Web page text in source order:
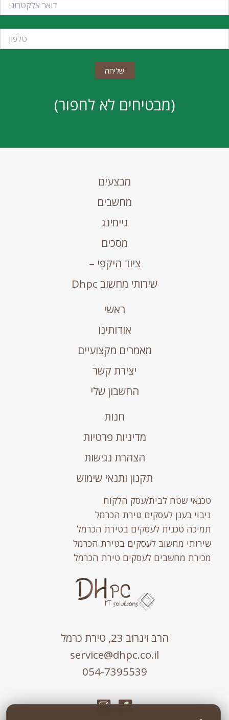
(מבטיחים לא לחפור)
מבצעים
מחשבים
גיימינג
מסכים
ציוד היקפי –
שירותי מחשוב Dhpc
ראשי
אודותינו
מאמרים מקצועיים
יצירת קשר
החשבון שלי
חנות
מדיניות פרטיות
הצהרת נגישות
תקנון ותנאי שימוש
טכנאי שטח לבית/עסק הלקוח
גיבוי בענן לעסקים טירת הכרמל
תמיכה טכנית לעסקים בטירת הכרמל
שירותי מחשוב לעסקים בטירת הכרמל
מכירת מחשבים לעסקים טירת הכרמל
הרב וינרוב 23, טירת כרמל
service@dhpc.co.il
054-7395539